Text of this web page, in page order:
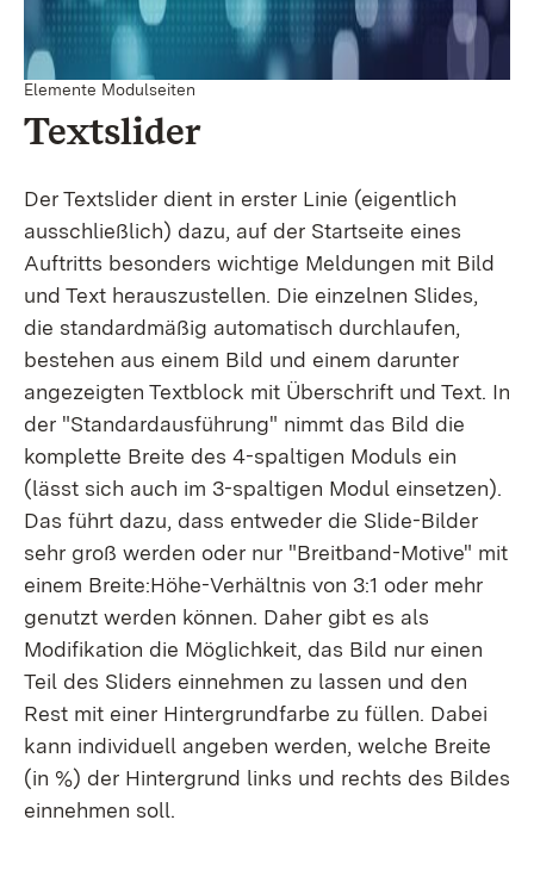
Elemente Modulseiten
Textslider
Der Textslider dient in erster Linie (eigentlich
ausschließlich) dazu, auf der Startseite eines
Auftritts besonders wichtige Meldungen mit Bild
und Text herauszustellen. Die einzelnen Slides,
die standardmäßig automatisch durchlaufen,
bestehen aus einem Bild und einem darunter
angezeigten Textblock mit Überschrift und Text. In
der "Standardausführung" nimmt das Bild die
komplette Breite des 4-spaltigen Moduls ein
(lässt sich auch im 3-spaltigen Modul einsetzen).
Das führt dazu, dass entweder die Slide-Bilder
sehr groß werden oder nur "Breitband-Motive" mit
einem Breite:Höhe-Verhältnis von 3:1 oder mehr
genutzt werden können. Daher gibt es als
Modifikation die Möglichkeit, das Bild nur einen
Teil des Sliders einnehmen zu lassen und den
Rest mit einer Hintergrundfarbe zu füllen. Dabei
kann individuell angeben werden, welche Breite
(in %) der Hintergrund links und rechts des Bildes
einnehmen soll.